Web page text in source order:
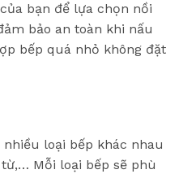
bạn để lựa chọn nồi
bảo an toàn khi nấu
bếp quá nhỏ không đặt
loại bếp khác nhau
Mỗi loại bếp sẽ phù